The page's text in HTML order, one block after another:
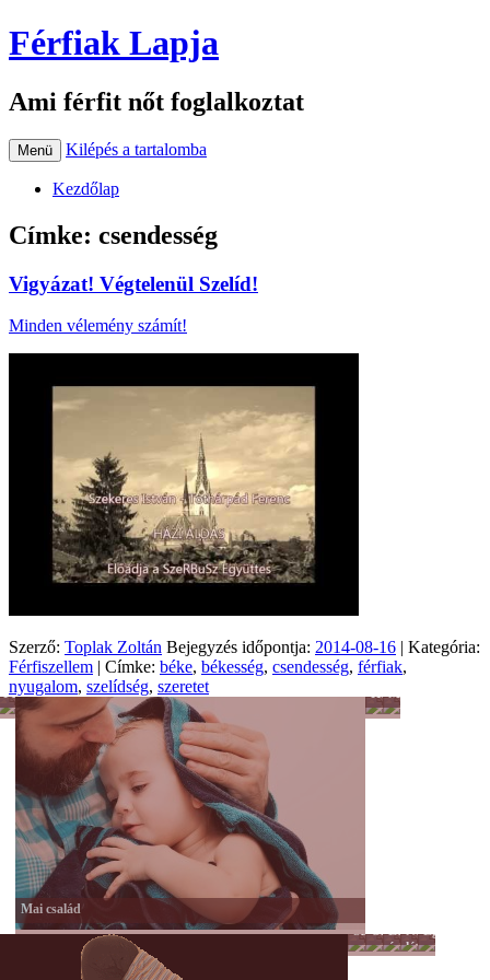
Férfiak Lapja
Ami férfit nőt foglalkoztat
Menü Kilépés a tartalomba
Kezdőlap
Címke: csendesség
Vigyázat! Végtelenül Szelíd!
Minden vélemény számít!
Szerző: Toplak Zoltán Bejegyzés időpontja: 2014-08-16 | Kategória:
Férfiszellem | Címke: béke, békesség, csendesség, férfiak,
nyugalom, szelídség, szeretet
Férfiszellem
Mai család
HobbiMunka
Színes
nagyvilág
Önkéntesség
Lélek
és
Női
lét
Egyéb